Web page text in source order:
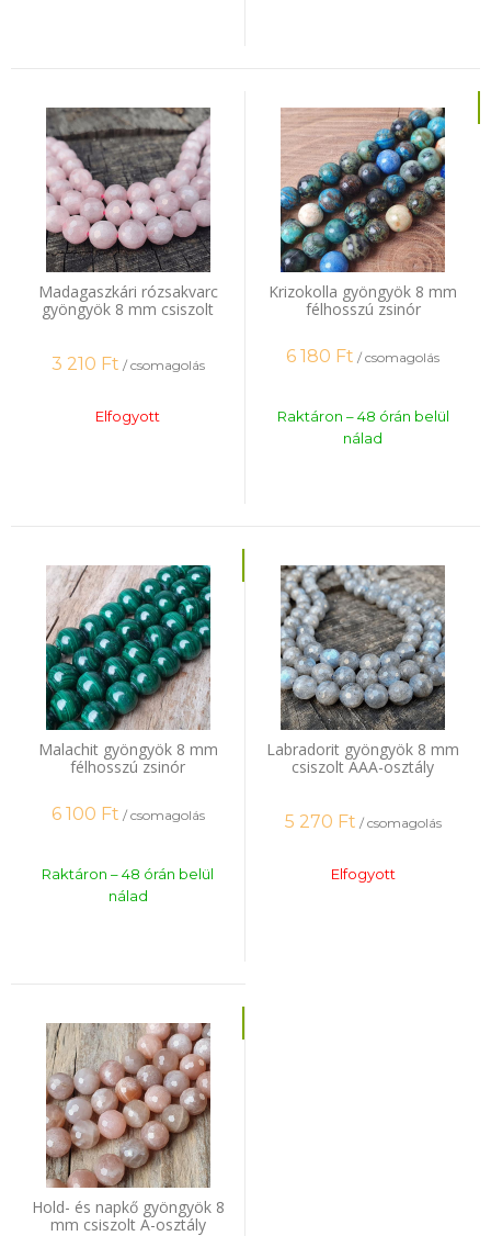
Madagaszkári rózsakvarc
gyöngyök 8 mm csiszolt
félhosszú zsinór
3 210 Ft / csomagolás
Elfogyott
Krizokolla gyöngyök 8 mm
félhosszú zsinór
6 180 Ft / csomagolás
Raktáron – 48 órán belül
nálad
Malachit gyöngyök 8 mm
félhosszú zsinór
6 100 Ft / csomagolás
Raktáron – 48 órán belül
nálad
Labradorit gyöngyök 8 mm
csiszolt AAA-osztály
5 270 Ft / csomagolás
Elfogyott
Hold- és napkő gyöngyök 8
mm csiszolt A-osztály